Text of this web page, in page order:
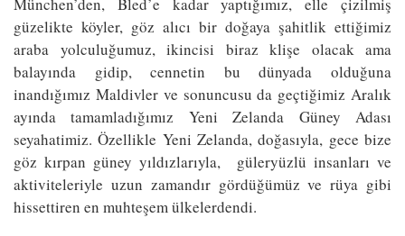
güzelikte köyler, göz alıcı bir doğaya şahitlik ettiğimiz
araba yolculuğumuz, ikincisi biraz klişe olacak ama
balayında gidip, cennetin bu dünyada olduğuna
inandığımız Maldivler ve sonuncusu da geçtiğimiz Aralık
ayında tamamladığımız Yeni Zelanda Güney Adası
seyahatimiz. Özellikle Yeni Zelanda, doğasıyla, gece bize
göz kırpan güney yıldızlarıyla, güleryüzlü insanları ve
aktiviteleriyle uzun zamandır gördüğümüz ve rüya gibi
hissettiren en muhteşem ülkelerdendi.